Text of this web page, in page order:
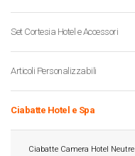
Set Cortesia Hotel e Accessori
Articoli Personalizzabili
Ciabatte Hotel e Spa
Ciabatte Camera Hotel Neutre